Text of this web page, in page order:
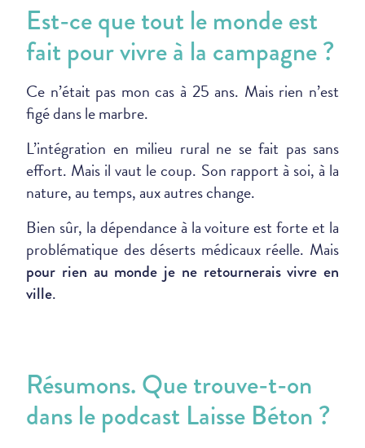
Est-ce que tout le monde est
fait pour vivre à la campagne ?
Ce n’était pas mon cas à 25 ans. Mais rien n’est
figé dans le marbre.
L’intégration en milieu rural ne se fait pas sans
effort. Mais il vaut le coup. Son rapport à soi, à la
nature, au temps, aux autres change.
Bien sûr, la dépendance à la voiture est forte et la
problématique des déserts médicaux réelle. Mais
pour rien au monde je ne retournerais vivre en
ville.
Résumons. Que trouve-t-on
dans le podcast Laisse Béton ?